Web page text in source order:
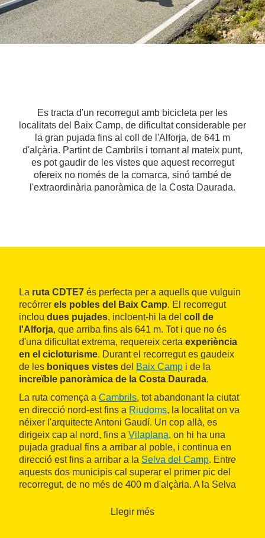
Es tracta d'un recorregut amb bicicleta per les
localitats del Baix Camp, de dificultat considerable per
la gran pujada fins al coll de l'Alforja, de 641 m
d'alçària. Partint de Cambrils i tornant al mateix punt,
es pot gaudir de les vistes que aquest recorregut
ofereix no només de la comarca, sinó també de
l'extraordinària panoràmica de la Costa Daurada.
La ruta CDTE7 és perfecta per a aquells que vulguin
recórrer els pobles del Baix Camp. El recorregut
inclou dues pujades, incloent-hi la del coll de
l'Alforja, que arriba fins als 641 m. Tot i que no és
d'una dificultat extrema, requereix certa experiència
en el cicloturisme. Durant el recorregut es gaudeix
de les boniques vistes del Baix Camp i de la
increïble panoràmica de la Costa Daurada.
La ruta comença a Cambrils, tot abandonant la ciutat
en direcció nord-est fins a Riudoms, la localitat on va
néixer l'arquitecte Antoni Gaudí. Un cop allà, es
dirigeix cap al nord, fins a Vilaplana, on hi ha una
pujada gradual fins a arribar al poble, i continua en
direcció est fins a arribar a la Selva del Camp. Entre
aquests dos municipis cal superar el primer pic del
recorregut, de no més de 400 m d'alçària. A la Selva
alt de la ruta. Aquest pic s'assoleix poc després
Llegir més